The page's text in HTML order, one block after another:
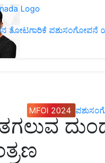
ತೋಟಗಾರಿಕೆ ಪಶುಸಂಗೋಪನೆ
MFOI 2024